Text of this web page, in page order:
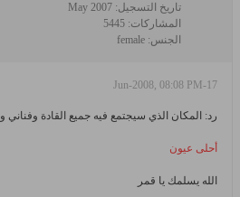
تاريخ التسجيل: May 2007
المشاركات: 5445
الجنس: female
17-Jun-2008, 08:08 PM
رد: المكان الذي سيجتمع فيه جميع القادة وفناني
أحلى عيون
الله يسلمك يا قمر